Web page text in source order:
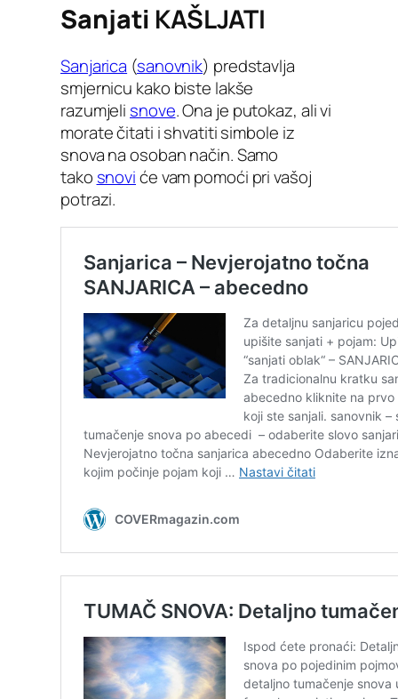
Sanjati KAŠLJATI
Sanjarica (sanovnik) predstavlja
smjernicu kako biste lakše
razumjeli snove. Ona je putokaz, ali vi
morate čitati i shvatiti simbole iz
snova na osoban način. Samo
tako snoviće vam pomoći pri vašoj
potrazi.